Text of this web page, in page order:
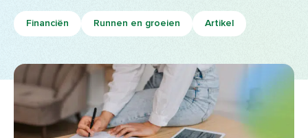
Financiën Runnen en groeien Artikel